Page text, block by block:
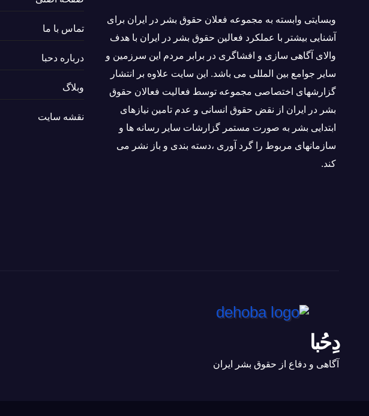
وبسايتى وابسته به مجموعه فعلان حقوق بشر در ایران برای
آشنایی بيشتر با عملکرد فعالین حقوق بشر در ایران با هدف
والاى آگاهى سازی و افشاگرى در برابر مردم این سرزمین و
ساير جوامع بین المللى می باشد. این سایت علاوه بر انتشار
گزارشهای اختصاصی مجموعه توسط فعاليت فعالان حقوق
بشر در ایران از نقض حقوق انسانی و عدم تامین نیازهای
ابتدایی بشر به صورت مستمر گزارشات سایر رسانه ها و
سازمانهای مربوط را گرد آوری ،دسته بندی و باز نشر می
كند.
تماس با ما
درباره دحبا
وبلاگ
نقشه سایت
دِحُبا
آگاهی و دفاع از حقوق بشر ایران